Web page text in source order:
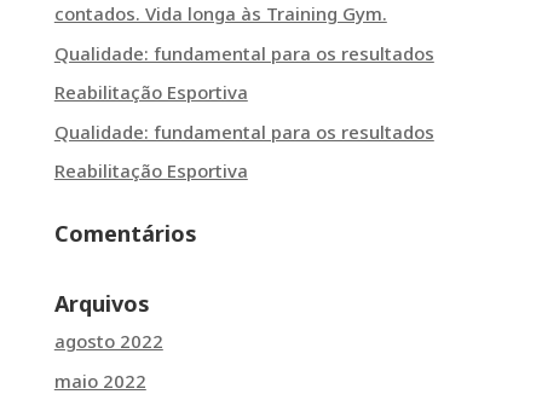
contados. Vida longa às Training Gym.
Qualidade: fundamental para os resultados
Reabilitação Esportiva
Qualidade: fundamental para os resultados
Reabilitação Esportiva
Comentários
Arquivos
agosto 2022
maio 2022